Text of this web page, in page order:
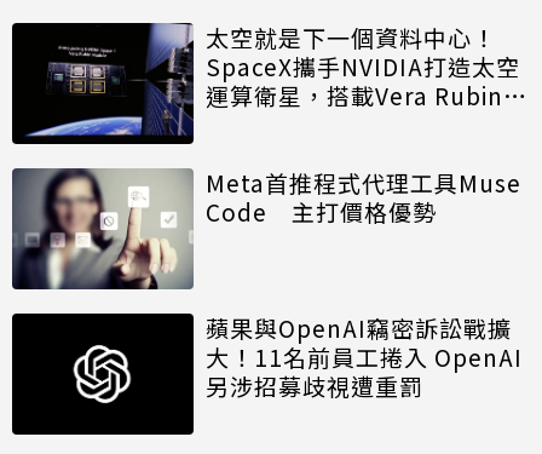
太空就是下一個資料中心！
SpaceX攜手NVIDIA打造太空
運算衛星，搭載Vera Rubin運
Meta首推程式代理工具Muse
Code 主打價格優勢
蘋果與OpenAI竊密訴訟戰擴
大！11名前員工捲入 OpenAI
另涉招募歧視遭重罰